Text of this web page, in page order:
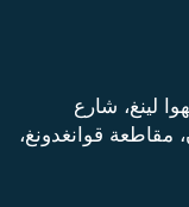
قمة ييهوا لينغ، شارع
قوانغدونغ،